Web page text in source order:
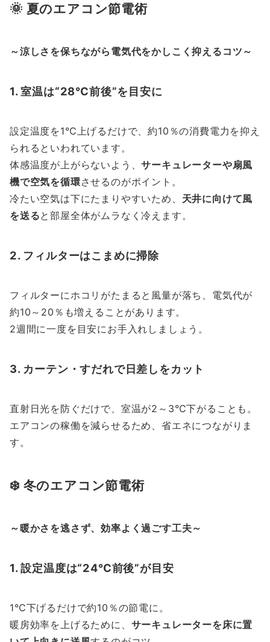
🌞 夏のエアコン節電術
～涼しさを保ちながら電気代をかしこく抑えるコツ～
1. 室温は“28℃前後”を目安に
設定温度を1℃上げるだけで、約10％の消費電力を抑え
られるといわれています。
体感温度が上がらないよう、サーキュレーターや扇風
機で空気を循環させるのがポイント。
冷たい空気は下にたまりやすいため、 天井に向けて風
を送ると部屋全体がムラなく冷えます。
2. フィルターはこまめに掃除
フィルターにホコリがたまると風量が落ち、電気代が
約10～20％も増えることがあります。
2週間に一度を目安にお手入れしましょう。
3. カーテン・すだれで日差しをカット
直射日光を防ぐだけで、室温が2～3℃下がることも。
エアコンの稼働を減らせるため、省エネにつながりま
す。
❄️ 冬のエアコン節電術
～暖かさを逃さず、効率よく過ごす工夫～
1. 設定温度は“24℃前後”が目安
1℃下げるだけで約10％の節電に。
暖房効率を上げるために、 サーキュレーターを床に置